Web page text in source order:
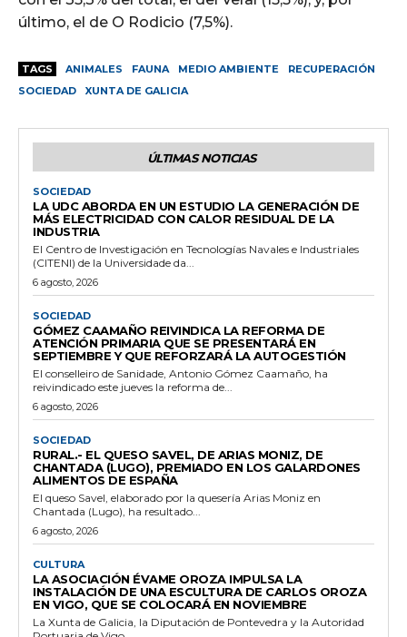
último, el de O Rodicio (7,5%).
TAGS ANIMALES FAUNA MEDIO AMBIENTE
RECUPERACIÓN
SOCIEDAD
XUNTA DE GALICIA
ÚLTIMAS NOTICIAS
SOCIEDAD
LA UDC ABORDA EN UN ESTUDIO LA GENERACIÓN DE
MÁS ELECTRICIDAD CON CALOR RESIDUAL DE LA
INDUSTRIA
El Centro de Investigación en Tecnologías Navales e Industriales
(CITENI) de la Universidade da...
6 agosto, 2026
SOCIEDAD
GÓMEZ CAAMAÑO REIVINDICA LA REFORMA DE
ATENCIÓN PRIMARIA QUE SE PRESENTARÁ EN
SEPTIEMBRE Y QUE REFORZARÁ LA AUTOGESTIÓN
El conselleiro de Sanidade, Antonio Gómez Caamaño, ha
reivindicado este jueves la reforma de...
6 agosto, 2026
SOCIEDAD
RURAL.- EL QUESO SAVEL, DE ARIAS MONIZ, DE
CHANTADA (LUGO), PREMIADO EN LOS GALARDONES
ALIMENTOS DE ESPAÑA
El queso Savel, elaborado por la quesería Arias Moniz en
Chantada (Lugo), ha resultado...
6 agosto, 2026
CULTURA
LA ASOCIACIÓN ÉVAME OROZA IMPULSA LA
INSTALACIÓN DE UNA ESCULTURA DE CARLOS OROZA
EN VIGO, QUE SE COLOCARÁ EN NOVIEMBRE
La Xunta de Galicia, la Diputación de Pontevedra y la Autoridad